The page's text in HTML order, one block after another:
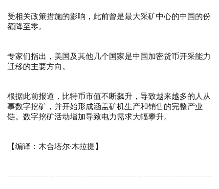
受相关政策措施的影响，此前曾是最大采矿中心的中国的份
额降至零。
专家们指出，美国及其他几个国家是中国加密货币开采能力
迁移的主要方向。
根据此前报道，比特币市值不断飙升，导致越来越多的人从
事数字挖矿，并开始形成涵盖矿机生产和销售的完整产业
链。数字挖矿活动增加导致电力需求大幅攀升。
【编译：木合塔尔·木拉提】